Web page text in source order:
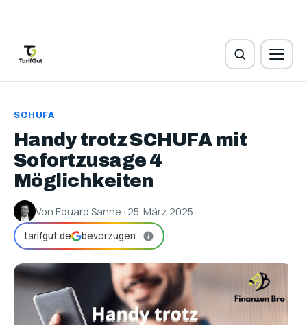
SCHUFA
Handy trotz SCHUFA mit
Sofortzusage 4
Möglichkeiten
Von Eduard Sanne · 25. März 2025
tarifgut.de bevorzugen